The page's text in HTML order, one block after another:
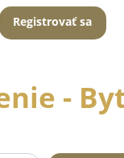
Registrovať sa
-